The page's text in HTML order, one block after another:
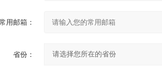
用邮箱：
省份：